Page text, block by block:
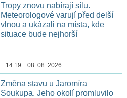
Tropy znovu nabírají sílu.
Meteorologové varují před delší
vlnou a ukázali na místa, kde
situace bude nejhorší
14:19 08. 08. 2026
Změna stavu u Jaromíra
Soukupa. Jeho okolí promluvilo